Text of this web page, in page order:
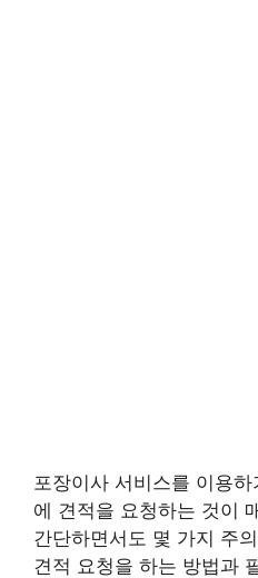
포장이사 서비스를 이용
에 견적을 요청하는 것이
간단하면서도 몇 가지 주
견적 요청을 하는 방법과